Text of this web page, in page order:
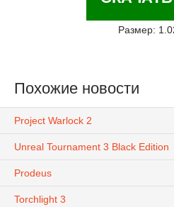
Размер:
Похожие новости
Project Warlock 2
Unreal Tournament 3 Black Edition
Prodeus
Torchlight 3